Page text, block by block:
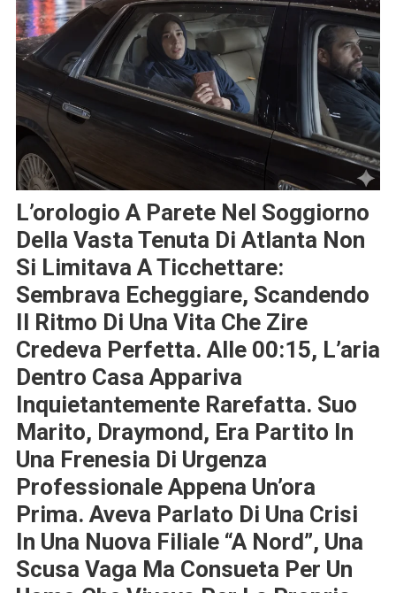
L’orologio A Parete Nel Soggiorno
Della Vasta Tenuta Di Atlanta Non
Si Limitava A Ticchettare:
Sembrava Echeggiare, Scandendo
Il Ritmo Di Una Vita Che Zire
Credeva Perfetta. Alle 00:15, L’aria
Dentro Casa Appariva
Inquietantemente Rarefatta. Suo
Marito, Draymond, Era Partito In
Una Frenesia Di Urgenza
Professionale Appena Un’ora
Prima. Aveva Parlato Di Una Crisi
In Una Nuova Filiale “a Nord”, Una
Scusa Vaga Ma Consueta Per Un